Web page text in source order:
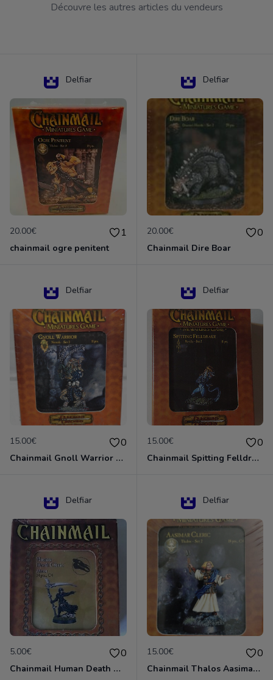
Découvre les autres articles du vendeurs
Delfiar
20.00€ 1
chainmail ogre penitent
Delfiar
20.00€ 0
Chainmail Dire Boar
Delfiar
15.00€ 0
Chainmail Gnoll Warrior Dungeons & Dragons
Delfiar
15.00€ 0
Chainmail Spitting Felldrake
Delfiar
5.00€ 0
Chainmail Human Death Cleric
Delfiar
15.00€ 0
Chainmail Thalos Aasimar Cleric